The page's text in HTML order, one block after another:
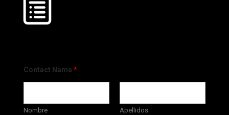
Contact Name *
Nombre Apellidos